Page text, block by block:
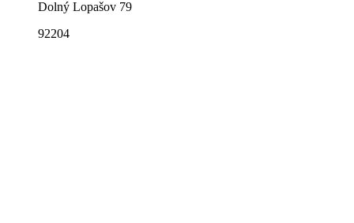
Dolný Lopašov 79
92204